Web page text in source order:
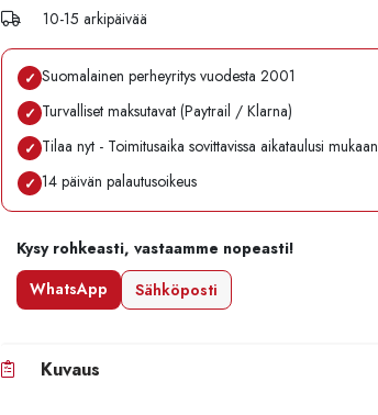
10-15 arkipäivää
✓ Suomalainen perheyritys vuodesta 2001
✓ Turvalliset maksutavat (Paytrail / Klarna)
✓ Tilaa nyt - Toimitusaika sovittavissa aikataulusi mukaan
✓ 14 päivän palautusoikeus
Kysy rohkeasti, vastaamme nopeasti!
WhatsApp
Sähköposti
Kuvaus